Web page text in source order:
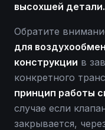
высохшей детали.
Обратите
для
конструкции в
конкретного
принцип работы
случае если
закрывается,